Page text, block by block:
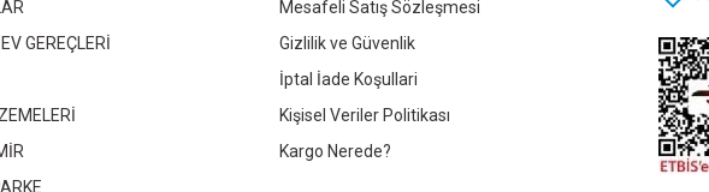
Whatsapp İletişim
GEREÇLERİ
Mesafeli Satış Sözleşmesi
Gizlilik ve Güvenlik
İptal İade Koşullari
Kişisel Veriler Politikası
Kargo Nerede?